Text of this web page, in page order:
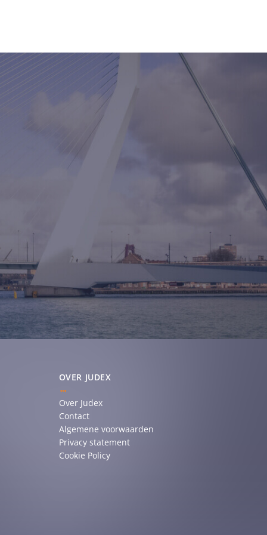
OVER JUDEX
Over Judex
Contact
Algemene voorwaarden
Privacy statement
Cookie Policy